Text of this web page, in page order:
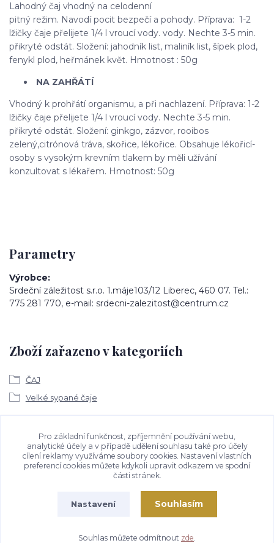
Lahodný čaj vhodný na celodenní
pitný režim. Navodí pocit bezpečí a pohody. Příprava: 1-2
lžičky čaje přelijete 1/4 l vroucí vody. vody. Nechte 3-5 min.
přikryté odstát. Složení: jahodník list, maliník list, šípek plod,
fenykl plod, heřmánek květ. Hmotnost : 50g
NA ZAHŘÁTÍ
Vhodný k prohřátí organismu, a při nachlazení. Příprava: 1-2
lžičky čaje přelijete 1/4 l vroucí vody. Nechte 3-5 min.
přikryté odstát. Složení: ginkgo, zázvor, rooibos
zelený,citrónová tráva, skořice, lékořice. Obsahuje lékořicí-
osoby s vysokým krevním tlakem by měli užívání
konzultovat s lékařem. Hmotnost: 50g
Parametry
Výrobce
Srdeční záležitost s.r.o. 1.máje103/12 Liberec, 460 07. Tel.:
775 281 770, e-mail: srdecni-zalezitost@centrum.cz
Zboží zařazeno v kategoriích
ČAJ
Velké sypané čaje
Ke stažení
Bezpečností upozornění
Pro základní funkčnost, zpříjemnění používání webu,
analytické účely a v případě udělení souhlasu také pro účely
cílení reklamy využíváme soubory cookies. Nastavení vlastních
preferencí cookies můžete kdykoli upravit odkazem ve spodní
části stránek.
Nastavení Souhlasím
Souhlas můžete odmítnout zde